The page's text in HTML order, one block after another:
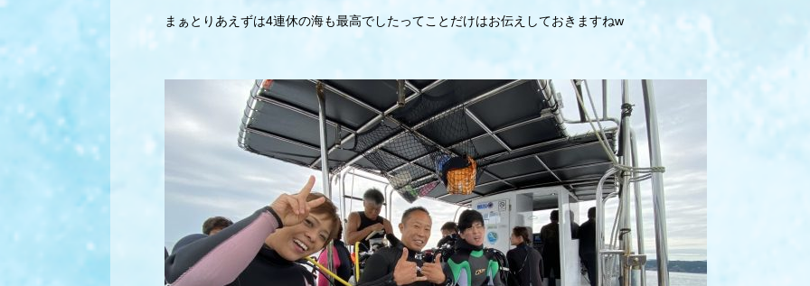
まぁとりあえずは4連休の海も最高でしたってことだけはお伝えしておきますねw